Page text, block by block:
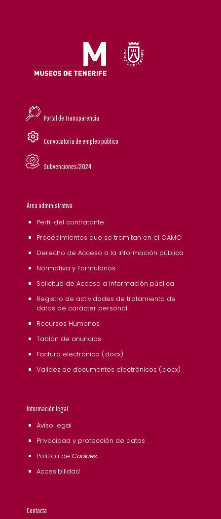
Portal de Transparencia
Convocatoria de empleo público
Subvenciones/2024
Área administrativa
Perfil del contratante
Procedimientos que se tramitan en el OAMC
Derecho de Acceso a la información pública
Normativa y Formularios
Solicitud de Acceso a información pública
Registro de actividades de tratamiento de
datos de carácter personal
Recursos Humanos
Tablón de anuncios
Factura electrónica (.docx)
Validez de documentos electrónicos (.docx)
Información legal
Aviso legal
Privacidad y protección de datos
Política de Cookies
Accesibilidad
Contacta